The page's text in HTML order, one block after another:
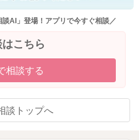
AI」登場！アプリで今すぐ相談／
こちら
相談する
談トップへ